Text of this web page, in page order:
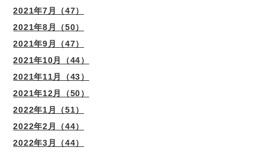
2021年7月（47）
2021年8月（50）
2021年9月（47）
2021年10月（44）
2021年11月（43）
2021年12月（50）
2022年1月（51）
2022年2月（44）
2022年3月（44）